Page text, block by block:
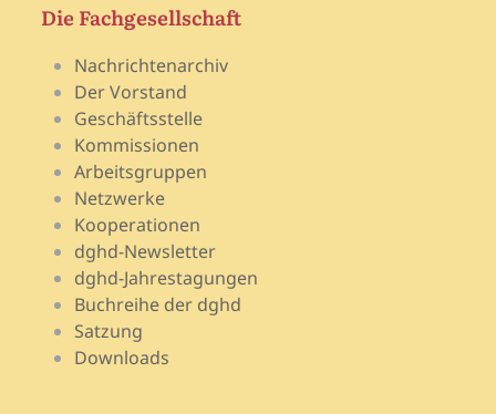
Die Fachgesellschaft
Nachrichtenarchiv
Der Vorstand
Geschäftsstelle
Kommissionen
Arbeitsgruppen
Netzwerke
Kooperationen
dghd-Newsletter
dghd-Jahrestagungen
Buchreihe der dghd
Satzung
Downloads